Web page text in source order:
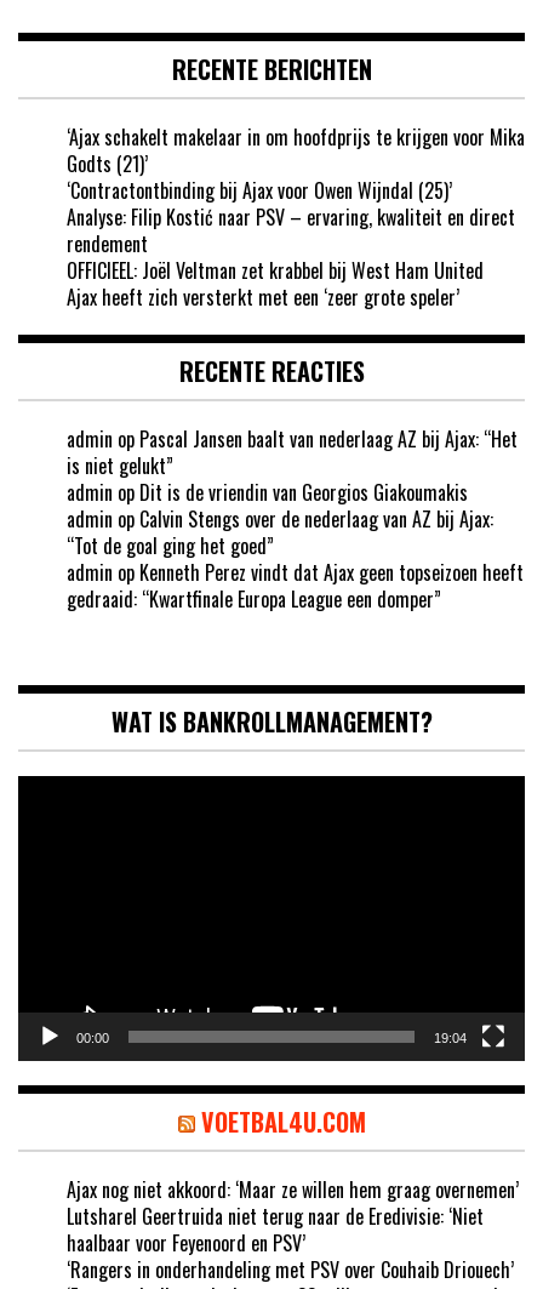
RECENTE BERICHTEN
‘Ajax schakelt makelaar in om hoofdprijs te krijgen voor Mika
Godts (21)’
‘Contractontbinding bij Ajax voor Owen Wijndal (25)’
Analyse: Filip Kostić naar PSV – ervaring, kwaliteit en direct
rendement
OFFICIEEL: Joël Veltman zet krabbel bij West Ham United
Ajax heeft zich versterkt met een ‘zeer grote speler’
RECENTE REACTIES
admin op Pascal Jansen baalt van nederlaag AZ bij Ajax: “Het
is niet gelukt”
admin op Dit is de vriendin van Georgios Giakoumakis
admin op Calvin Stengs over de nederlaag van AZ bij Ajax:
“Tot de goal ging het goed”
admin op Kenneth Perez vindt dat Ajax geen topseizoen heeft
gedraaid: “Kwartfinale Europa League een domper”
WAT IS BANKROLLMANAGEMENT?
00:00 19:04
VOETBAL4U.COM
Ajax nog niet akkoord: ‘Maar ze willen hem graag overnemen’
Lutsharel Geertruida niet terug naar de Eredivisie: ‘Niet
haalbaar voor Feyenoord en PSV’
‘Rangers in onderhandeling met PSV over Couhaib Driouech’